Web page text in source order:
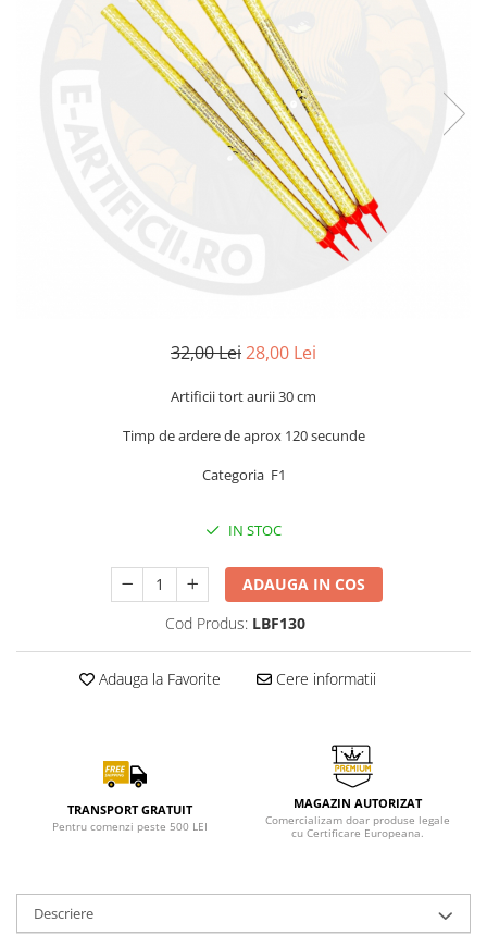
32,00 Lei28,00 Lei
Artificii tort aurii 30 cm
Timp de ardere de aprox 120 secunde
Categoria F1
IN STOC
ADAUGA IN COS
Cod Produs: LBF130
Adauga la Favorite Cere informatii
TRANSPORT GRATUIT
Pentru comenzi peste 500 LEI
MAGAZIN AUTORIZAT
Comercializam doar produse legale
cu Certificare Europeana.
Descriere